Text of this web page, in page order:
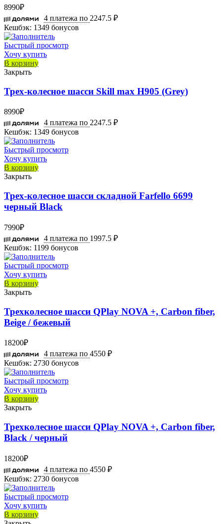
8990₽
4 платежа по 2247.5 ₽
Кешбэк: 1349 бонусов
Быстрый просмотр
Хочу купить
В корзину
Закрыть
Трех-колесное шасси Skill max H905 (Grey)
8990₽
4 платежа по 2247.5 ₽
Кешбэк: 1349 бонусов
Быстрый просмотр
Хочу купить
В корзину
Закрыть
Трех-колесное шасси складной Farfello 6699
черный Black
7990₽
4 платежа по 1997.5 ₽
Кешбэк: 1199 бонусов
Быстрый просмотр
Хочу купить
В корзину
Закрыть
Трехколесное шасси QPlay NOVA +, Carbon fiber,
Beige / бежевый
18200₽
4 платежа по 4550 ₽
Кешбэк: 2730 бонусов
Быстрый просмотр
Хочу купить
В корзину
Закрыть
Трехколесное шасси QPlay NOVA +, Carbon fiber,
Black / черный
18200₽
4 платежа по 4550 ₽
Кешбэк: 2730 бонусов
Быстрый просмотр
Хочу купить
В корзину